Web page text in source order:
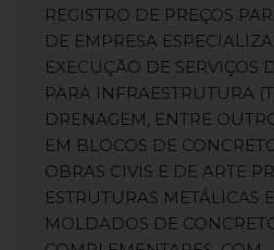
REGISTRO DE PREÇOS
DE EMPRESA
EXECUÇÃO DE SERVIÇOS
PARA INFRAESTRUTURA
DRENAGEM, ENTRE
EM BLOCOS DE
OBRAS CIVIS E DE ARTE
ESTRUTURAS METÁLICAS
MOLDADOS DE